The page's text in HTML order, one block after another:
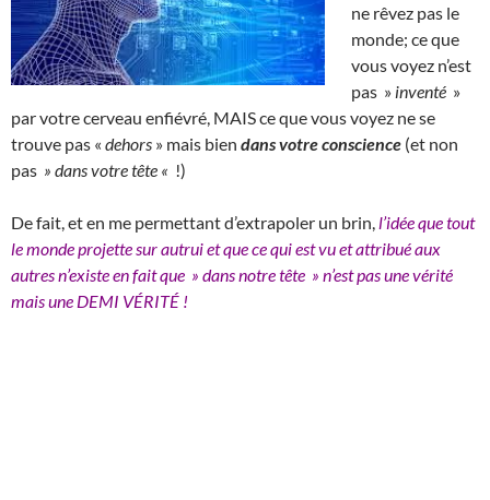
ne rêvez pas le
monde; ce que
vous voyez n’est
pas » inventé »
par votre cerveau enfiévré, MAIS ce que vous voyez ne se
trouve pas « dehors » mais bien dans votre conscience (et non
pas » dans votre tête « !)
De fait, et en me permettant d’extrapoler un brin, l’idée que tout
le monde projette sur autrui et que ce qui est vu et attribué aux
autres n’existe en fait que » dans notre tête » n’est pas une vérité
mais une DEMI VÉRITÉ !